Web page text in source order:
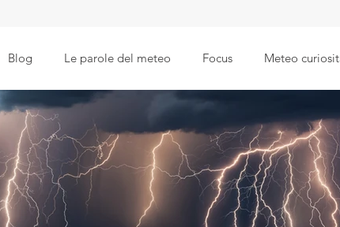
Blog Le parole del meteo Focus Meteo
Ambiente Meteo e Salute
Meteorologia applicata Meteorologia e climatologia